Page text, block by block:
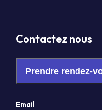
Contactez nous
Prendre rendez-
Email